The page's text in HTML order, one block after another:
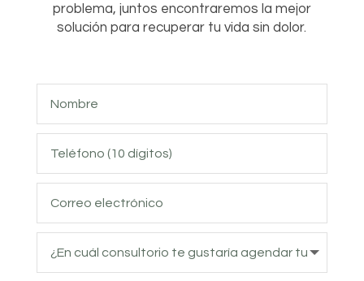
problema, juntos encontraremos la mejor
solución para recuperar tu vida sin dolor.